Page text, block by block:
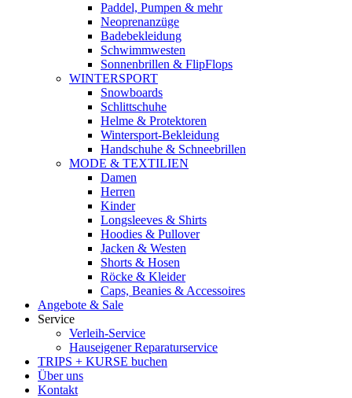
Paddel, Pumpen & mehr
Neoprenanzüge
Badebekleidung
Schwimmwesten
Sonnenbrillen & FlipFlops
WINTERSPORT
Snowboards
Schlittschuhe
Helme & Protektoren
Wintersport-Bekleidung
Handschuhe & Schneebrillen
MODE & TEXTILIEN
Damen
Herren
Kinder
Longsleeves & Shirts
Hoodies & Pullover
Jacken & Westen
Shorts & Hosen
Röcke & Kleider
Caps, Beanies & Accessoires
Angebote & Sale
Service
Verleih-Service
Hauseigener Reparaturservice
TRIPS + KURSE buchen
Über uns
Kontakt